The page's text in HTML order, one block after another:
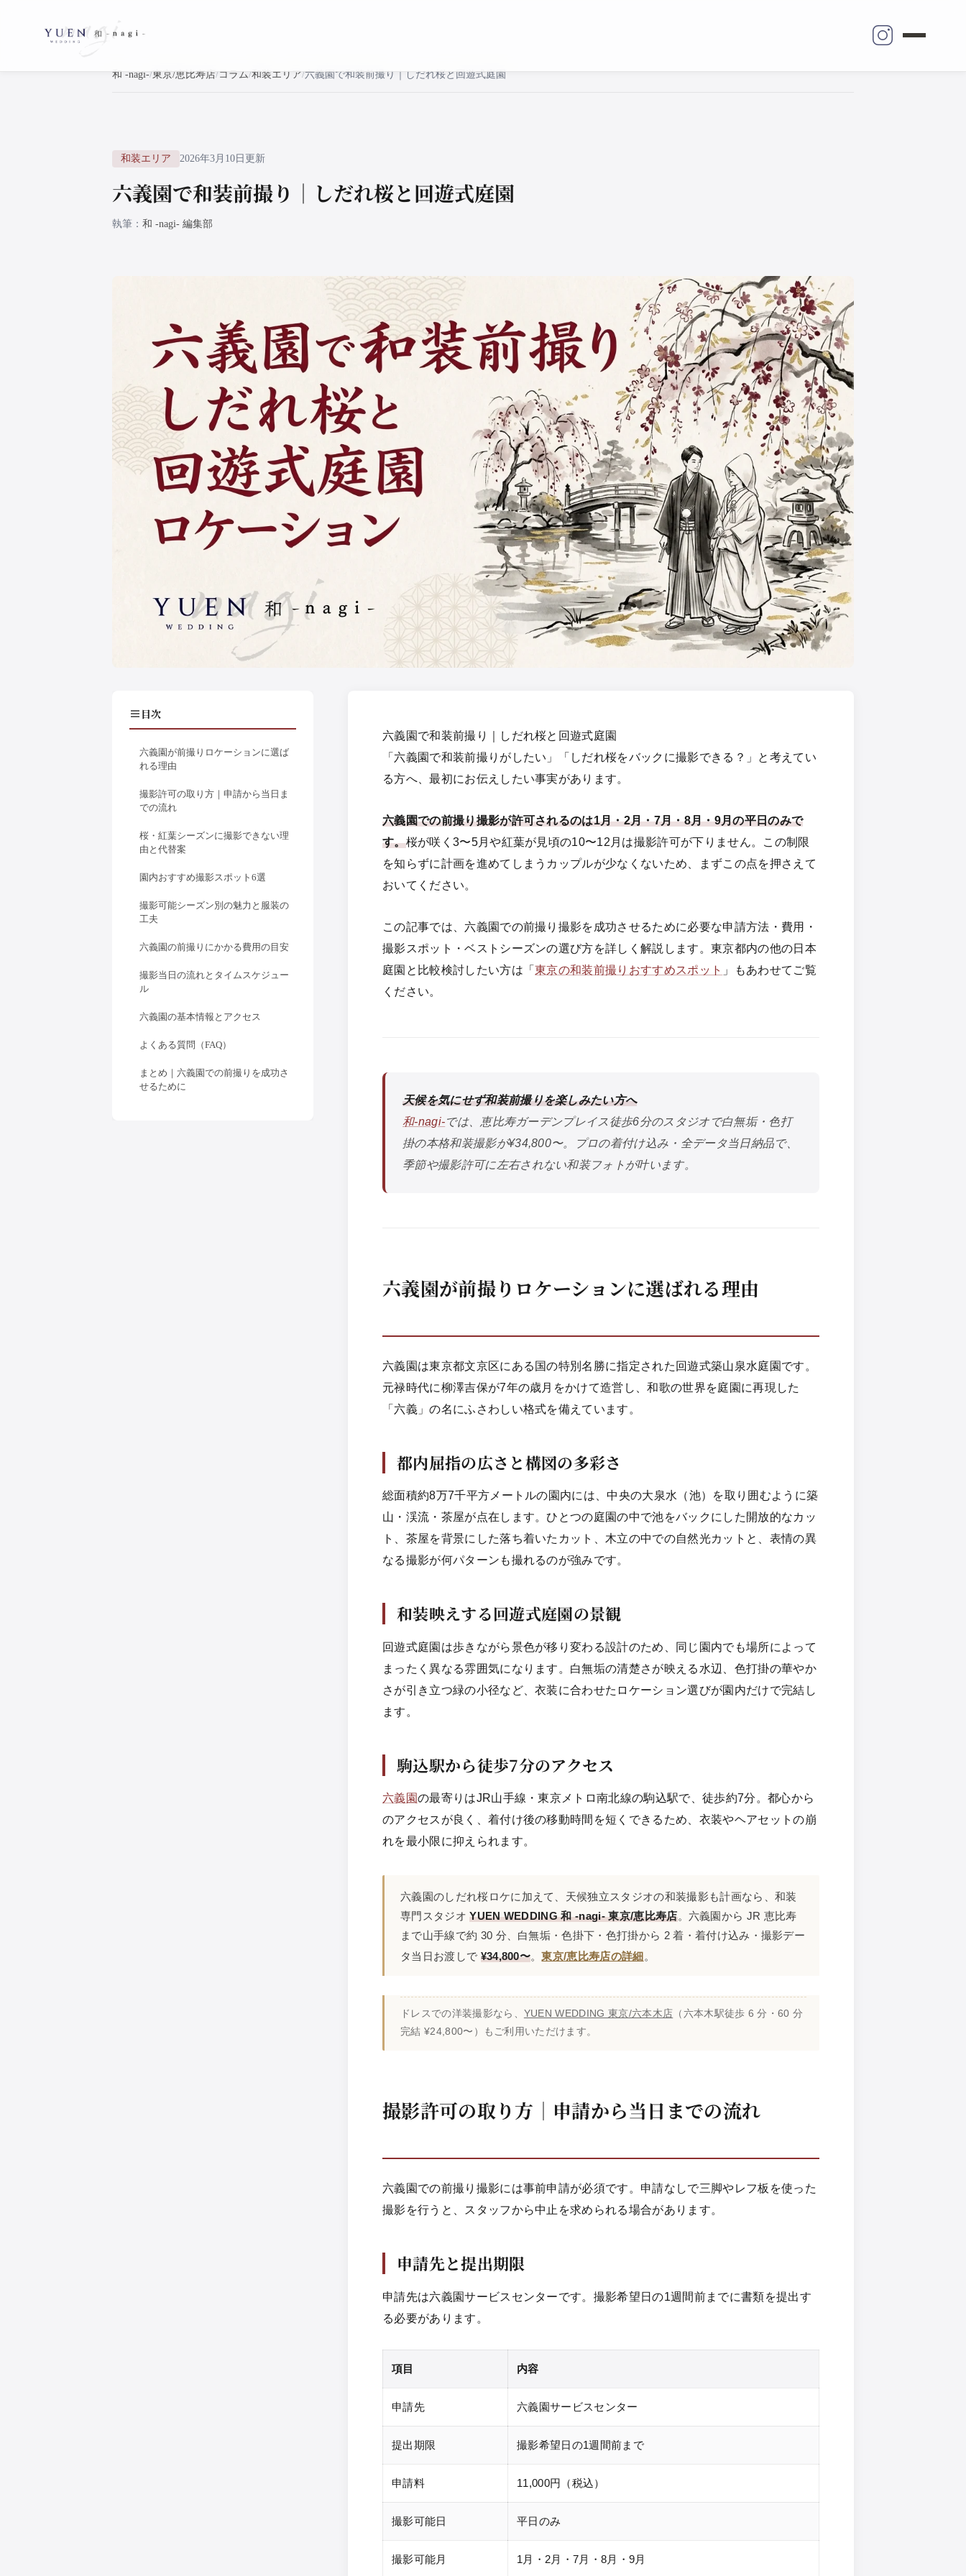
和 -nagi- 東京/恵比寿店 コラム 和装エリア 六義園で和装前撮り｜しだれ桜と回遊式庭園
和装エリア 2026年3月10日更新
六義園で和装前撮り｜しだれ桜と回遊式庭園
執筆 和 -nagi- 編集部
目次
六義園が前撮りロケーションに選ば
れる理由
撮影許可の取り方｜申請から当日ま
での流れ
桜・紅葉シーズンに撮影できない理
由と代替案
園内おすすめ撮影スポット6選
撮影可能シーズン別の魅力と服装の
工夫
六義園の前撮りにかかる費用の目安
撮影当日の流れとタイムスケジュー
ル
六義園の基本情報とアクセス
よくある質問（FAQ）
まとめ｜六義園での前撮りを成功さ
せるために
六義園で和装前撮り｜しだれ桜と回遊式庭園
「六義園で和装前撮りがしたい」「しだれ桜をバックに撮影できる？」と考えてい
る方へ、最初にお伝えしたい事実があります。
六義園での前撮り撮影が許可されるのは1月・2月・7月・8月・9月の平日のみで
す。桜が咲く3〜5月や紅葉が見頃の10〜12月は撮影許可が下りません。この制限
を知らずに計画を進めてしまうカップルが少なくないため、まずこの点を押さえて
おいてください。
この記事では、六義園での前撮り撮影を成功させるために必要な申請方法・費用・
撮影スポット・ベストシーズンの選び方を詳しく解説します。東京都内の他の日本
庭園と比較検討したい方は「東京の和装前撮りおすすめスポット 」もあわせてご覧
ください。
天候を気にせず和装前撮りを楽しみたい方へ
和-nagi-では、恵比寿ガーデンプレイス徒歩6分のスタジオで白無垢・色打
掛の本格和装撮影が¥34,800〜。プロの着付け込み・全データ当日納品で、
季節や撮影許可に左右されない和装フォトが叶います。
六義園が前撮りロケーションに選ばれる理由
六義園は東京都文京区にある国の特別名勝に指定された回遊式築山泉水庭園です。
元禄時代に柳澤吉保が7年の歳月をかけて造営し、和歌の世界を庭園に再現した
「六義」の名にふさわしい格式を備えています。
都内屈指の広さと構図の多彩さ
総面積約8万7千平方メートルの園内には、中央の大泉水（池）を取り囲むように築
山・渓流・茶屋が点在します。ひとつの庭園の中で池をバックにした開放的なカッ
ト、茶屋を背景にした落ち着いたカット、木立の中での自然光カットと、表情の異
なる撮影が何パターンも撮れるのが強みです。
和装映えする回遊式庭園の景観
回遊式庭園は歩きながら景色が移り変わる設計のため、同じ園内でも場所によって
まったく異なる雰囲気になります。白無垢の清楚さが映える水辺、色打掛の華やか
さが引き立つ緑の小径など、衣装に合わせたロケーション選びが園内だけで完結し
ます。
駒込駅から徒歩7分のアクセス
六義園の最寄りはJR山手線・東京メトロ南北線の駒込駅で、徒歩約7分。都心から
のアクセスが良く、着付け後の移動時間を短くできるため、衣装やヘアセットの崩
れを最小限に抑えられます。
六義園のしだれ桜ロケに加えて、天候独立スタジオの和装撮影も計画なら、和装
専門スタジオYUEN WEDDING 和 -nagi- 東京/恵比寿店。六義園から JR 恵比寿
まで山手線で約 30 分、白無垢・色掛下・色打掛から 2 着・着付け込み・撮影デー
タ当日お渡しで ¥34,800〜。東京/恵比寿店の詳細 。
ドレスでの洋装撮影なら、 YUEN WEDDING 東京/六本木店 （六本木駅徒歩 6 分・60 分
完結 ¥24,800〜）もご利用いただけます。
撮影許可の取り方｜申請から当日までの流れ
六義園での前撮り撮影には事前申請が必須です。申請なしで三脚やレフ板を使った
撮影を行うと、スタッフから中止を求められる場合があります。
申請先と提出期限
申請先は六義園サービスセンターです。撮影希望日の1週間前までに書類を提出す
る必要があります。
項目 内容
申請先 六義園サービスセンター
提出期限 撮影希望日の1週間前まで
申請料 11,000円（税込）
撮影可能日 平日のみ
撮影可能月 1月・2月・7月・8月・9月